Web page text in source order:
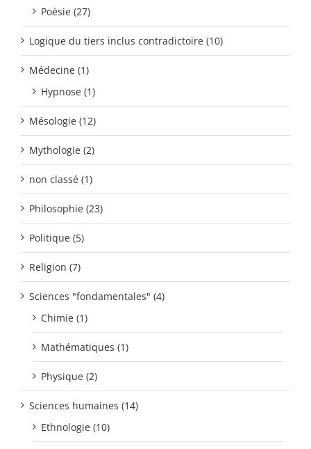
Poésie (27)
Logique du tiers inclus contradictoire (10)
Médecine (1)
Hypnose (1)
Mésologie (12)
Mythologie (2)
non classé (1)
Philosophie (23)
Politique (5)
Religion (7)
Sciences "fondamentales" (4)
Chimie (1)
Mathématiques (1)
Physique (2)
Sciences humaines (14)
Ethnologie (10)